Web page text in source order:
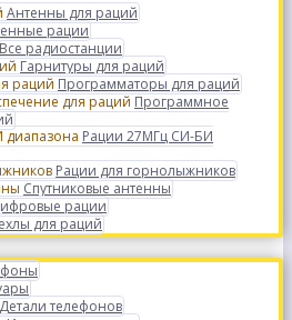
Антенны для раций
рации
Все радиостанции
Гарнитуры для раций
Программаторы для раций
Программное
Рации 27МГц СИ-БИ
Рации для горнолыжников
Спутниковые антенны
рации
для раций
Детали телефонов